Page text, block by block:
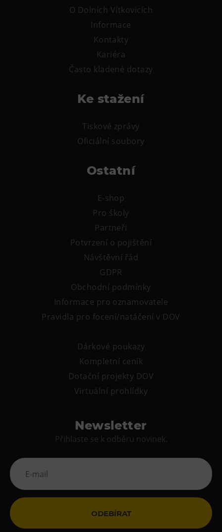
CØKAFE Dolní Vítkovice
Narozeninové oslavy
Tematické dárkové poukazy
O Dolních Vítkovicích
Informace
Kontakty
Kariéra
Často kladené dotazy
Ke stažení
Tiskové zprávy
Oficiální soubory
Ostatní
E-shop
Pro školy
Partneři
Potvrzení o pojištění
Návštěvní řád
GDPR
Obchodní podmínky
Informace pro oznamovatele
Pravidla pro focení/natáčení v DOV
Dárkové poukazy
Kompletní ceník
Dotační projekty DOV
Virtuální prohlídky
Newsletter
Přihlaste se k odběru novinek.
ODEBÍRAT